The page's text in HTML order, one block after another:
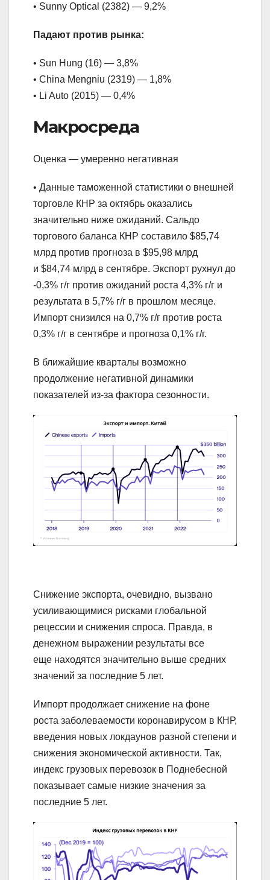
• Sunny Optical (2382) — 9,2%
Падают против рынка:
• Sun Hung (16) — 3,8%
• China Mengniu (2319) — 1,8%
• Li Auto (2015) — 0,4%
Макросреда
Оценка — умеренно негативная
• Данные таможенной статистики о внешней
торговле КНР за октябрь оказались
значительно ниже ожиданий. Сальдо
торгового баланса КНР составило $85,74
млрд против прогноза в $95,98 млрд
и $84,74 млрд в сентябре. Экспорт рухнул до
-0,3% г/г против ожиданий роста 4,3% г/г и
результата в 5,7% г/г в прошлом месяце.
Импорт снизился на 0,7% г/г против роста
0,3% г/г в сентябре и прогноза 0,1% г/г.
В ближайшие кварталы возможно
продолжение негативной динамики
показателей из-за фактора сезонности.
Снижение экспорта, очевидно, вызвано
усиливающимися рисками глобальной
рецессии и снижения спроса. Правда, в
денежном выражении результаты все
еще находятся значительно выше средних
значений за последние 5 лет.
Импорт продолжает снижение на фоне
роста заболеваемости коронавирусом в КНР,
введения новых локдаунов разной степени и
снижения экономической активности. Так,
индекс грузовых перевозок в Поднебесной
показывает самые низкие значения за
последние 5 лет.